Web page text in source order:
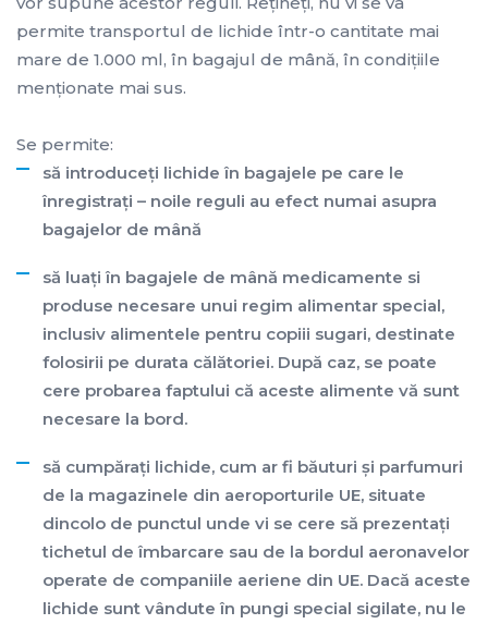
permite transportul de lichide într-o cantitate mai
mare de 1.000 ml, în bagajul de mână, în condiţiile
menţionate mai sus.
Se permite:
să introduceţi lichide în bagajele pe care le
înregistraţi – noile reguli au efect numai asupra
bagajelor de mână
să luaţi în bagajele de mână medicamente si
produse necesare unui regim alimentar special,
inclusiv alimentele pentru copiii sugari, destinate
folosirii pe durata călătoriei. După caz, se poate
cere probarea faptului că aceste alimente vă sunt
necesare la bord.
să cumpăraţi lichide, cum ar fi băuturi şi parfumuri
de la magazinele din aeroporturile UE, situate
dincolo de punctul unde vi se cere să prezentaţi
tichetul de îmbarcare sau de la bordul aeronavelor
operate de companiile aeriene din UE. Dacă aceste
lichide sunt vândute în pungi special sigilate, nu le